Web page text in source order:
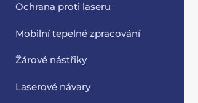
Ochrana proti laseru
Mobilní tepelné zpracování
Žárové nástřiky
Laserové návary